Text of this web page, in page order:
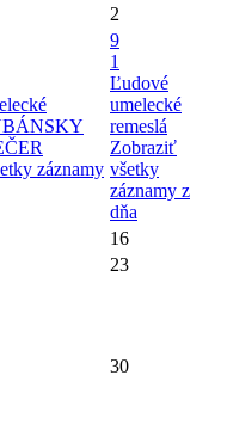
2
záznamy
9
1
Ľudové
umelecké
remeslá
Zobraziť
všetky
záznamy z
dňa
16
23
30